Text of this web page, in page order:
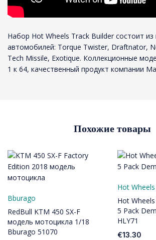
Набор Hot Wheels Track Builder состоит
автомобилей: Torque Twister, Draftnator,
Tech Missile, Exotique. Коллекционные
1 к 64, качественный продукт компании
Похожие товары
Bburago
RedBull KTM 450 SX-F
модель мотоцикла 1/18
Bburago 51070
Hot Wheels
Hot
5 Pack
HLY71
€13.30